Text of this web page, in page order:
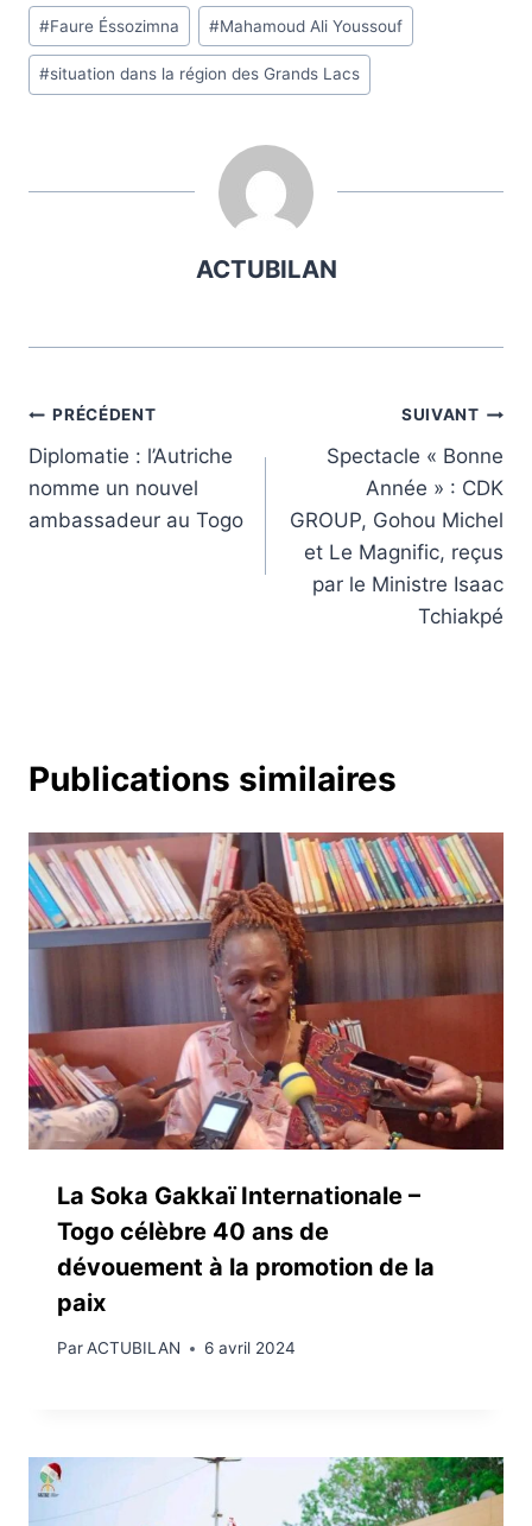
Étiquettes
de
la
#Faure Éssozimna #Mahamoud Ali Youssouf
#situation dans la région des Grands Lacs
ACTUBILAN
Navigation
de
l’article
PRÉCÉDENT
Diplomatie : l’Autriche
nomme un nouvel
ambassadeur au Togo
SUIVANT
Spectacle « Bonne
Année » : CDK
GROUP, Gohou Michel
et Le Magnific, reçus
par le Ministre Isaac
Tchiakpé
Publications similaires
La Soka Gakkaï Internationale –
Togo célèbre 40 ans de
dévouement à la promotion de la
paix
ParACTUBILAN 6 avril 2024